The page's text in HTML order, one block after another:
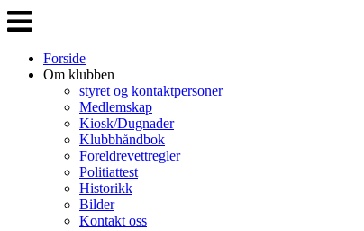
Veksle
navigasjon
Forside
Om klubben
styret og kontaktpersoner
Medlemskap
Kiosk/Dugnader
Klubbhåndbok
Foreldrevettregler
Politiattest
Historikk
Bilder
Kontakt oss